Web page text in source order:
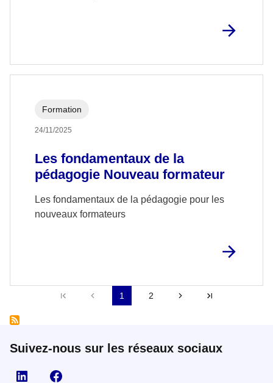
Formation
Les fondamentaux de la
pédagogie Nouveau formateur
Les fondamentaux de la pédagogie pour les
nouveaux formateurs
24/11/2025
Première page
Précédent
1 2
Suivez-nous sur les réseaux sociaux
Visiter la page Linkedin